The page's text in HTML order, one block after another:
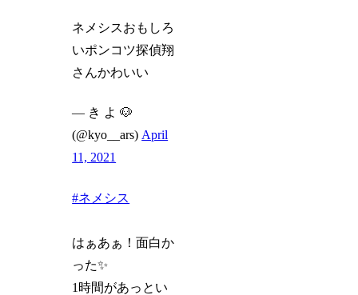
ネメシスおもしろ
いポンコツ探偵翔
さんかわいい
— き よ 🐶
(@kyo__ars) April
11, 2021
#ネメシス
はぁあぁ！面白か
った✨
1時間があっとい